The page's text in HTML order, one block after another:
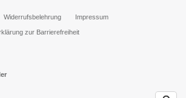
Widerrufsbelehrung Impressum
zur Barrierefreiheit